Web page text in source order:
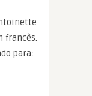
francês.
para: